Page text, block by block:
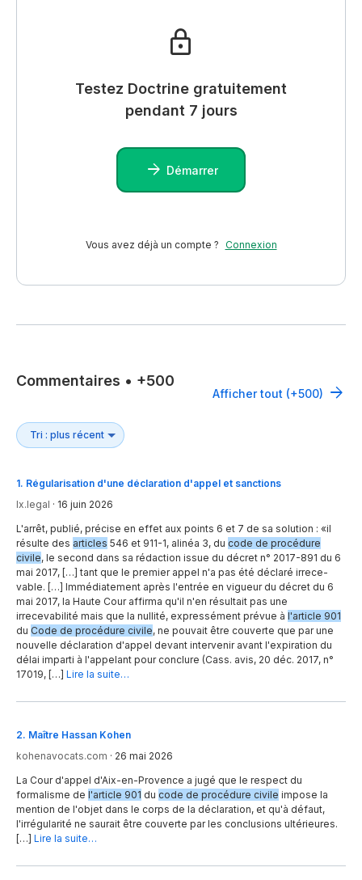
Testez Doctrine gratuitement
pendant 7 jours
Démarrer
Vous avez déjà un compte ? Connexion
Commentaires • +500
Afficher tout (+500)
1. Régularisation d'une déclaration d'appel et sanctions
lx.legal · 16 juin 2026
L'arrêt, publié, précise en effet aux points 6 et 7 de sa solution : «il
résulte des articles 546 et 911-1, alinéa 3, du code de procédure
civile, le second dans sa rédaction issue du décret n° 2017-891 du 6
mai 2017, […] tant que le premier appel n'a pas été déclaré irrece-
vable. […] Immédiatement après l'entrée en vigueur du décret du 6
mai 2017, la Haute Cour affirma qu'il n'en résultait pas une
irrecevabilité mais que la nullité, expressément prévue à l'article 901
du Code de procédure civile, ne pouvait être couverte que par une
nouvelle déclaration d'appel devant intervenir avant l'expiration du
délai imparti à l'appelant pour conclure (Cass. avis, 20 déc. 2017, n°
17019, […] Lire la suite…
2. Maître Hassan Kohen
kohenavocats.com · 26 mai 2026
La Cour d'appel d'Aix-en-Provence a jugé que le respect du
formalisme de l'article 901 du code de procédure civile impose la
mention de l'objet dans le corps de la déclaration, et qu'à défaut,
l'irrégularité ne saurait être couverte par les conclusions ultérieures.
[…] Lire la suite…